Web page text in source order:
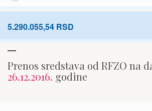
5.290.055,54 RSD
Prenos sredstava od RFZO na
26.12.2016. godine